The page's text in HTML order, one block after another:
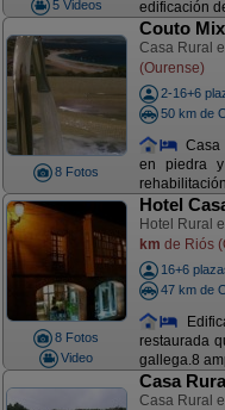
5 Videos edificación
8 Fotos
Couto
Casa Rural
(Ourense)
2-16+6
50 km de
Casa
en piedra y
8 Fotos
Video
Hotel
Hotel Rural
km de Riós
16+6
47 km de
restaurada
gallega.8
Casa
Casa Rural